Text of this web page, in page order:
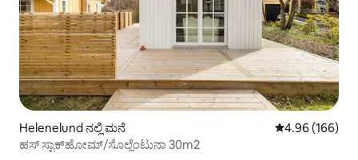
Helenelund ನಲ್ಲಿ ಮನೆ 5 ರಲ್ಲಿ 4.96
4.96 (166)
ಹಸ್ ಸ್ಟಾಕ್‌ಹೋಮ್/ಸೊಲ್ಲೆಂಟುನಾ 30m2